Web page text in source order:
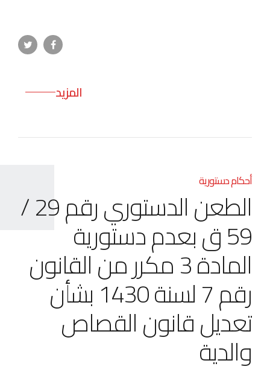
المزيد
أحكام دستورية
الطعن الدستوري رقم 29 /
59 ق بعدم دستورية
المادة 3 مكرر من القانون
رقم 7 لسنة 1430 بشأن
تعديل قانون القصاص
والدية